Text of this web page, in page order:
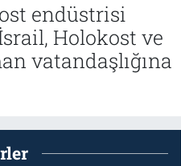
endüstrisi
Holokost ve
vatandaşlığına